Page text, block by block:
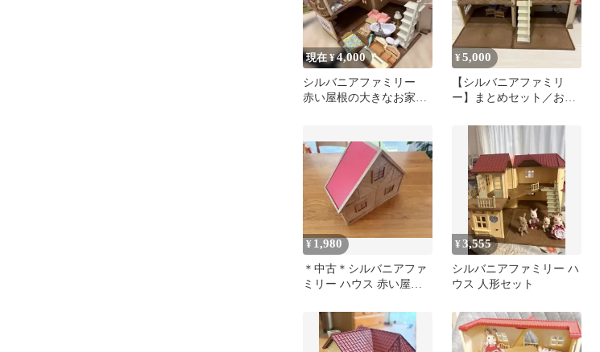
現在 ¥4,000
シルバニアファミリー
赤い屋根の大きなお家
¥5,000
【シルバニアファミリ
ー】まとめセット／お
人形・付属品多数
¥ 1,980
＊中古＊シルバニアファ
ミリー ハウス 赤い屋根
¥3,555
シルバニアファミリー ハ
ウス 人形セット